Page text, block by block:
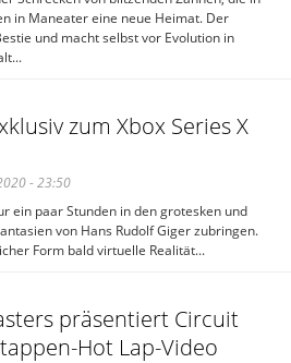
in Maneater eine neue Heimat. Der
und macht selbst vor Evolution in
zum Xbox Series X
- 23:50
ein paar Stunden in den grotesken und
von Hans Rudolf Giger zubringen.
Form bald virtuelle Realität...
präsentiert Circuit
Hot Lap-Video